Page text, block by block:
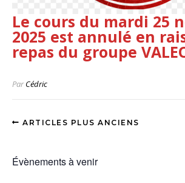
Le cours du mardi 25
2025 est annulé en
repas du groupe
ParCédric
ARTICLES PLUS ANCIENS
Évènements à venir